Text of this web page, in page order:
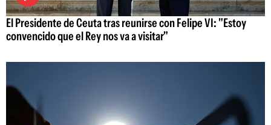
El Presidente de Ceuta tras reunirse con Felipe VI: "Estoy
convencido que el Rey nos va a visitar"